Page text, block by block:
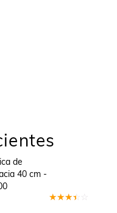
de
40 cm -